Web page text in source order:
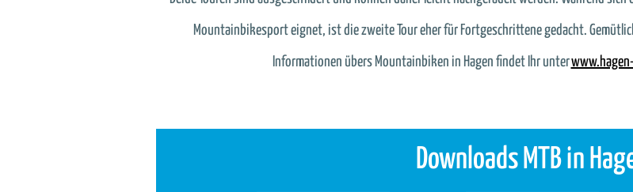
Mountainbikesport eignet, ist die zweite Tour eher für Fortgeschrittene gedacht.
Informationen übers Mountainbiken in Hagen findet Ihr unter
Downloads MTB in